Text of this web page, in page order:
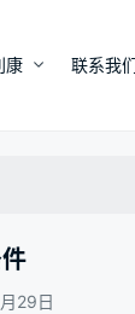
康 联系我
29日